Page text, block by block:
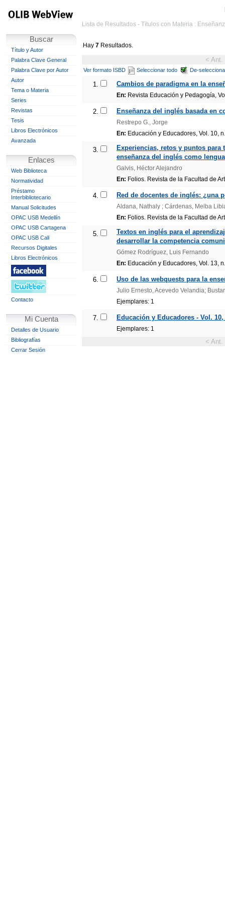
Buscar
Título y Autor
Palabra Clave General
Palabra Clave por Autor
Autor
Tema o Materia
Series
Revistas
Tesis
Libros Electrónicos
Avanzada
Enlaces
Web Biblioteca
Normatividad
Préstamo
Interbibliotecario
Manual Solicitudes
OPAC USB Medellín
OPAC USB Cartagena
OPAC USB Cali
Recursos Digitales
Libros Electrónicos
Contacto
Mi Cuenta
Detalles de Usuario
Bibliografías
Cerrar Sesión
Lista de Resultados - Títulos con Materia :
Hay 7 Resultados.
< Ant.
Ver formato ISBD Seleccionar todo De-
1. Cambios de paradigma en la
En: Revista Educación y Pedagogía,
2. Enseñanza del inglés basada en
Restrepo G., Jorge
En: Educación y Educadores, Vol. 10,
3.
Experiencias, retos y puntos
enseñanza del inglés como
Galvis, Héctor Alejandro
En: Folios. Revista de la Facultad de
4. Red de docentes de inglés: ¿una
Aldana, Nathaly ; Cárdenas, Melba
En: Folios. Revista de la Facultad de
5.
Textos en inglés para el
desarrollar la competencia
Gómez Rodríguez, Luis Fernando
En: Educación y Educadores, Vol. 13,
6. Uso de las webquests para la
Julio Ernesto, Acevedo Velandia;
Ejemplares: 1
7. Educación y Educadores - Vol. 10,
Ejemplares: 1
< Ant.